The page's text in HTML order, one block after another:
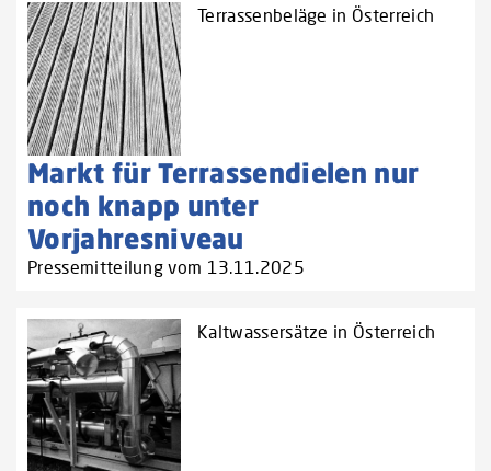
Terrassenbeläge in Österreich
Markt für Terrassendielen nur
noch knapp unter
Vorjahresniveau
Pressemitteilung vom 13.11.2025
Kaltwassersätze in Österreich